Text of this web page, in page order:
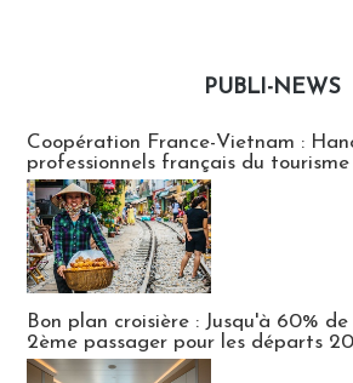
PUBLI-NEWS
Coopération France-Vietnam :
professionnels français du tourisme
Bon plan croisière : Jusqu'à 60%
2ème passager pour les départs